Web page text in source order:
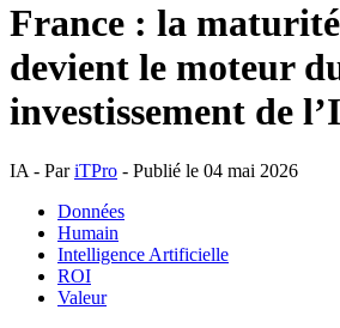
France : la
devient le moteur
investissement de
IA - PariTPro - Publié le 04 mai 2026
Données
Humain
Intelligence Artificielle
ROI
Valeur